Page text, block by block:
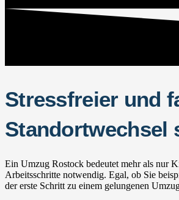
Stressfreier und
Standortwechsel
Ein Umzug Rostock bedeutet mehr als nur
Arbeitsschritte notwendig. Egal, ob Sie
der erste Schritt zu einem gelungenen